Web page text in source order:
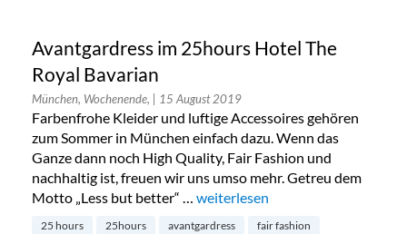
Avantgardress im 25hours Hotel The
Royal Bavarian
München, Wochenende, | 15 August 2019
Farbenfrohe Kleider und luftige Accessoires gehören
zum Sommer in München einfach dazu. Wenn das
Ganze dann noch High Quality, Fair Fashion und
nachhaltig ist, freuen wir uns umso mehr. Getreu dem
Motto „Less but better“ … „Avantgardress im 25hours Hotel
weiterlesen
25 hours 25hours avantgardress
fair fashion